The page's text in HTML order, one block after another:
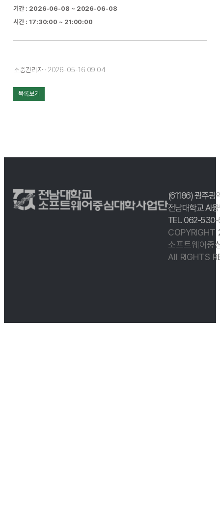
기간 : 2026-06-08 ~ 2026-06-08
시간 : 17:30:00 ~ 21:00:00
소중관리자 · 2026-05-16 09:04
목록보기
(61186) 광주광
전남대학교 AI
TEL. 062-
COPYRIGHT
소프트웨어중
All RIGHTS